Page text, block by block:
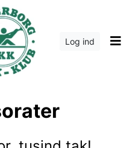
Log ind